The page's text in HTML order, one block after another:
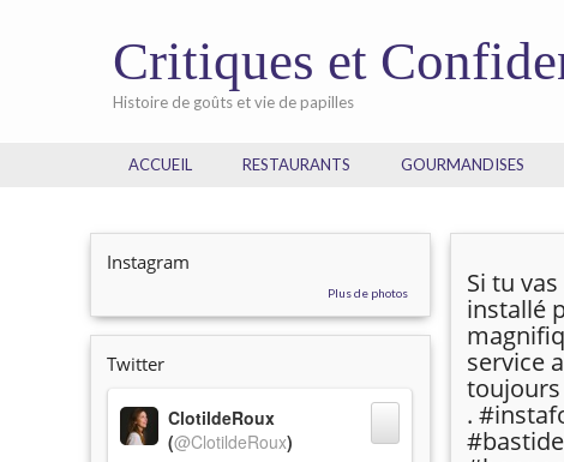
Critiques et
Histoire de goûts et vie de papilles
ACCUEIL RESTAURANTS GOURMANDISES
Instagram
Plus de photos
Twitter
ClotildeRoux
(@ClotildeRoux)
Si tu
installé
service
toujours
.